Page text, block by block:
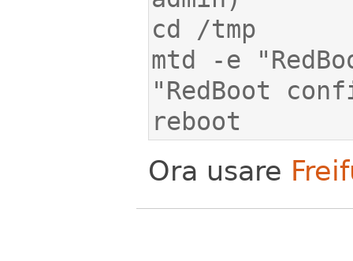
mtd -e
reboot
Ora usare